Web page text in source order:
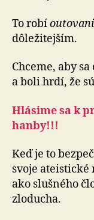
To robí
dôležitejším.
Chceme, aby
a boli hrdí, že
Hlásime sa k
hanby!!!
Keď je to
svoje ateistické
ako slušného
zloducha.